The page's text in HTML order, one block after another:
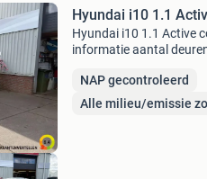
Hyundai i10 1.1
Hyundai i10 1.1 Active
informatie aantal
informatie vermogen:
tran
NAP gecontroleerd
Alle milieu/emissie